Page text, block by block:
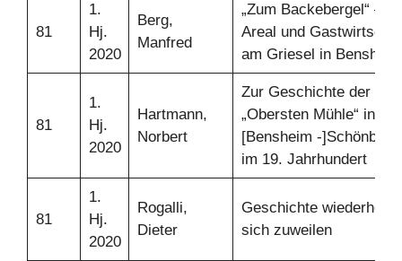
81
1.
Hj.
2020
Berg,
Manfred
„Zum Backebergel“ –
Areal und
am Griesel in Bensheim
81
1.
Hj.
2020
Hartmann,
Norbert
Zur Geschichte der
„Obersten Mühle“ in
[Bensheim -]Schönberg
im 19. Jahrhundert
81
1.
Hj.
2020
Rogalli,
Dieter
Geschichte wiederholt
sich zuweilen